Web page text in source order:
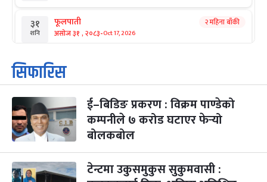
३१
शनि
फूलपाती
असोज ३१ , २०८३-Oct 17, 2026
२ महिना बाँकी
१
आइत
कार्तिक सङ्क्रान्ति
कार्तिक १, २०८३
३
मंगल
महानवमी
कार्तिक ३, २०८३-Oct 20, 2026
२ महिना बाँकी
४
सिफारिस
ई–बिडिङ प्रकरण : विक्रम पाण्डेको
कम्पनीले ७ करोड घटाएर फेर्‍यो
बोलकबोल
टेन्टमा उकुसमुकुस सुकुमवासी :